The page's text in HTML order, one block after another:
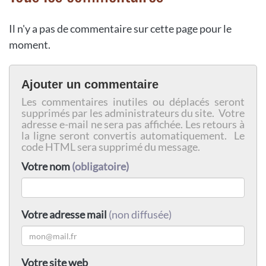
Il n'y a pas de commentaire sur cette page pour le
moment.
Ajouter un commentaire
Les commentaires inutiles ou déplacés seront
supprimés par les administrateurs du site. Votre
adresse e-mail ne sera pas affichée. Les retours à
la ligne seront convertis automatiquement. Le
code HTML sera supprimé du message.
Votre nom(obligatoire)
Votre adresse mail (non diffusée)
Votre site web